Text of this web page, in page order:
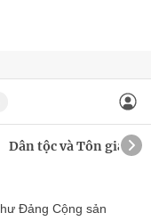
Dân tộc và Tôn giáo